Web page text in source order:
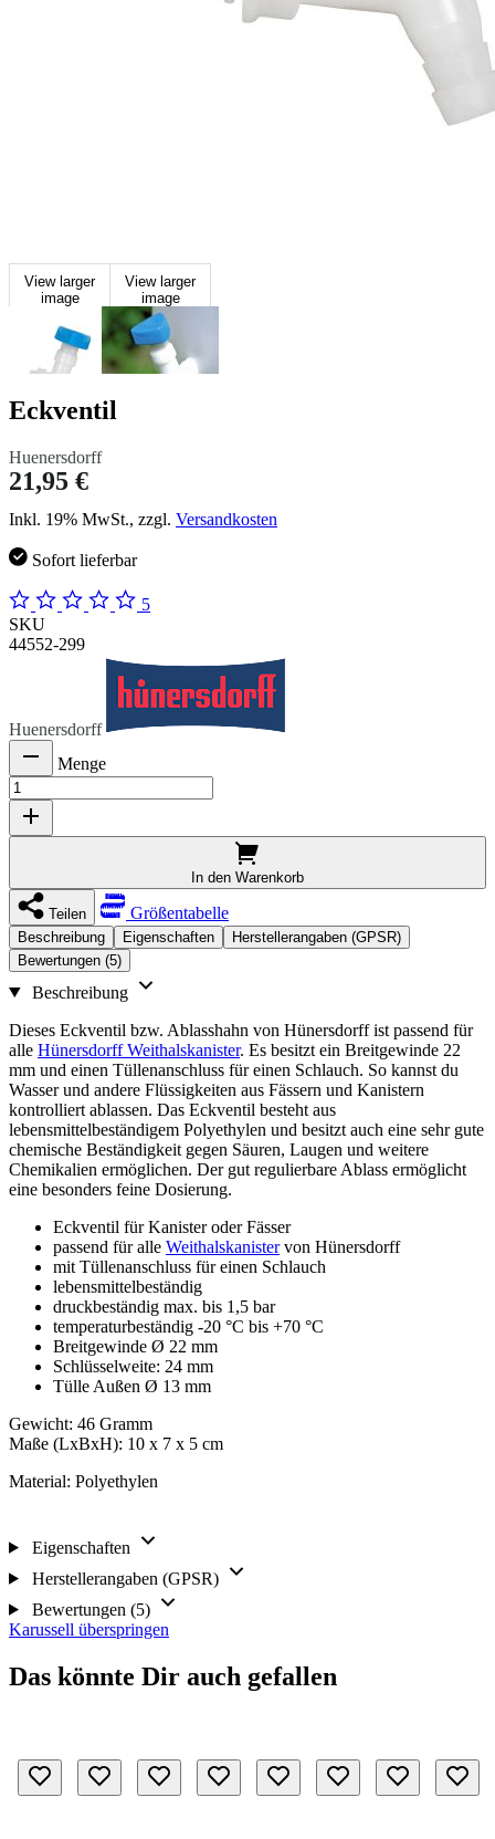
View larger
image
View larger
image
Eckventil
Huenersdorff
21,95 €
Inkl. 19% MwSt., zzgl. Versandkosten
Sofort lieferbar
5
SKU
44552-299
Huenersdorff
Menge
In den Warenkorb
Teilen Größentabelle
Beschreibung Eigenschaften
Herstellerangaben (GPSR)
Bewertungen (5)
Beschreibung
Dieses Eckventil bzw. Ablasshahn von Hünersdorff ist passend für
alle Hünersdorff Weithalskanister. Es besitzt ein Breitgewinde 22
mm und einen Tüllenanschluss für einen Schlauch. So kannst du
Wasser und andere Flüssigkeiten aus Fässern und Kanistern
kontrolliert ablassen. Das Eckventil besteht aus
lebensmittelbeständigem Polyethylen und besitzt auch eine sehr gute
chemische Beständigkeit gegen Säuren, Laugen und weitere
Chemikalien ermöglichen. Der gut regulierbare Ablass ermöglicht
eine besonders feine Dosierung.
Eckventil für Kanister oder Fässer
passend für alle Weithalskanistervon Hünersdorff
mit Tüllenanschluss für einen Schlauch
lebensmittelbeständig
druckbeständig max. bis 1,5 bar
temperaturbeständig -20 °C bis +70 °C
Breitgewinde Ø 22 mm
Schlüsselweite: 24 mm
Tülle Außen Ø 13 mm
Gewicht: 46 Gramm
Maße (LxBxH): 10 x 7 x 5 cm
Material: Polyethylen
Eigenschaften
Herstellerangaben (GPSR)
Bewertungen (5)
Karussell überspringen
Das könnte Dir auch gefallen